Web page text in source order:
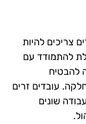
צריכים להיות
להתמודד עם
להבטיח
עובדים זרים
שונים